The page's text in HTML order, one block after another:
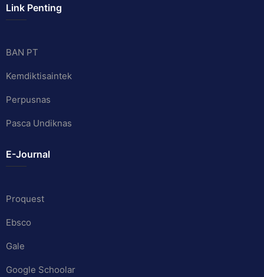
Link Penting
BAN PT
Kemdiktisaintek
Perpusnas
Pasca Undiknas
E-Journal
Proquest
Ebsco
Gale
Google Schoolar